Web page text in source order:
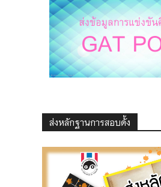
ส่งหลักฐานการสอบดั้ง